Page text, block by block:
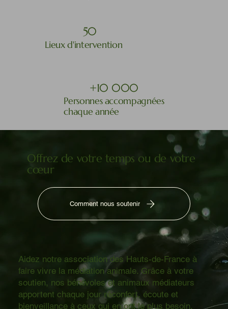
50
Lieux d'intervention
+10 000
Personnes accompagnées
chaque année
Offrez de votre temps ou de votre
cœur
Comment nous soutenir
Aidez notre association des Hauts-de-France à
faire vivre la médiation animale. Grâce à votre
soutien, nos bénévoles et animaux médiateurs
apportent chaque jour réconfort, écoute et
bienveillance à ceux qui en ont le plus besoin.